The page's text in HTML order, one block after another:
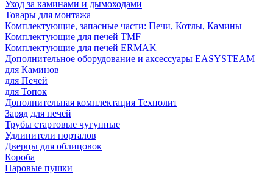
Уход за каминами и дымоходами
Товары для монтажа
Комплектующие, запасные части: Печи, Котлы, Камины
Комплектующие для печей TMF
Комплектующие для печей ERMAK
Дополнительное оборудование и аксессуары EASYSTEAM
для Каминов
для Печей
для Топок
Дополнительная комплектация Технолит
Заряд для печей
Трубы стартовые чугунные
Удлинители порталов
Дверцы для облицовок
Короба
Паровые пушки